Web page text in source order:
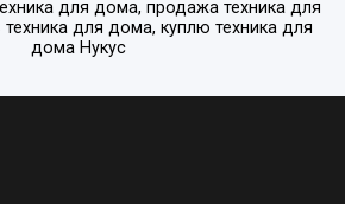
для дома, продажа техника для
для дома, куплю техника для
дома Нукус